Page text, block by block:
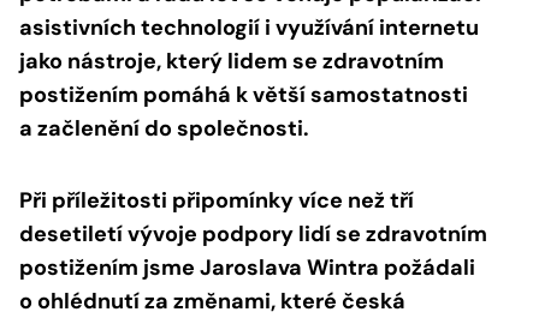
asistivních technologií i využívání internetu
jako nástroje, který lidem se zdravotním
postižením pomáhá k větší samostatnosti
a začlenění do společnosti.
Při příležitosti připomínky více než tří
desetiletí vývoje podpory lidí se zdravotním
postižením jsme Jaroslava Wintra požádali
o ohlédnutí za změnami, které česká